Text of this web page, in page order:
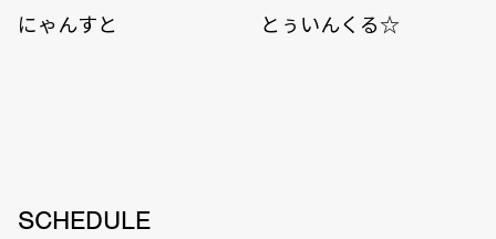
にゃんすと とぅいんくる☆
SCHEDULE